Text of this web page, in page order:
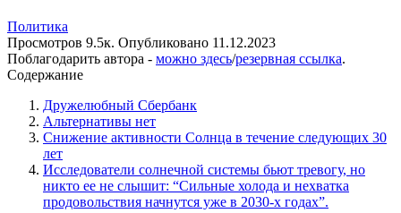
Политика
Просмотров 9.5к. Опубликовано 11.12.2023
Поблагодарить автора - можно здесь/резервная ссылка.
Содержание
Дружелюбный Сбербанк
Альтернативы нет
Снижение активности Солнца в течение следующих 30
лет
Исследователи солнечной системы бьют тревогу, но
никто ее не слышит: “Сильные холода и нехватка
продовольствия начнутся уже в 2030-х годах”.